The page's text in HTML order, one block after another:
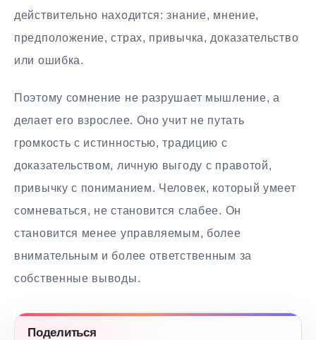
действительно находится: знание, мнение,
предположение, страх, привычка, доказательство
или ошибка.
Поэтому сомнение не разрушает мышление, а
делает его взрослее. Оно учит не путать
громкость с истинностью, традицию с
доказательством, личную выгоду с правотой,
привычку с пониманием. Человек, который умеет
сомневаться, не становится слабее. Он
становится менее управляемым, более
внимательным и более ответственным за
собственные выводы.
Поделиться